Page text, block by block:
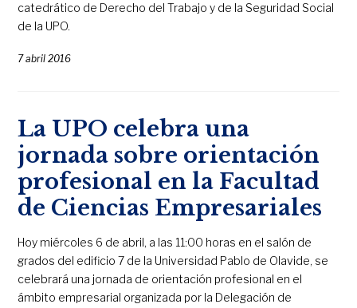
catedrático de Derecho del Trabajo y de la Seguridad Social
de la UPO.
7 abril 2016
La UPO celebra una
jornada sobre orientación
profesional en la Facultad
de Ciencias Empresariales
Hoy miércoles 6 de abril, a las 11:00 horas en el salón de
grados del edificio 7 de la Universidad Pablo de Olavide, se
celebrará una jornada de orientación profesional en el
ámbito empresarial organizada por la Delegación de